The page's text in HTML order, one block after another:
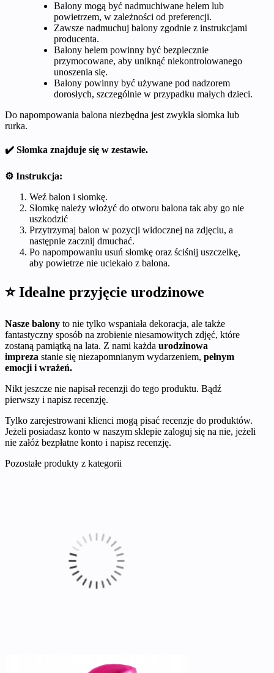
Balony mogą być nadmuchiwane helem lub
powietrzem, w zależności od preferencji.
Zawsze nadmuchuj balony zgodnie z instrukcjami
producenta.
Balony helem powinny być bezpiecznie
przymocowane, aby uniknąć niekontrolowanego
unoszenia się.
Balony powinny być używane pod nadzorem
dorosłych, szczególnie w przypadku małych dzieci.
Do napompowania balona niezbędna jest zwykła słomka lub
rurka.
✔️ Słomka znajduje się w zestawie.
⚙️ Instrukcja:
Weź balon i słomkę.
Słomkę należy włożyć do otworu balona tak aby go nie
uszkodzić
Przytrzymaj balon w pozycji widocznej na zdjęciu, a
następnie zacznij dmuchać.
Po napompowaniu usuń słomkę oraz ściśnij uszczelkę,
aby powietrze nie uciekało z balona.
⭐ Idealne przyjęcie urodzinowe
Nasze balony to nie tylko wspaniała dekoracja, ale także
fantastyczny sposób na zrobienie niesamowitych zdjęć, które
zostaną pamiątką na lata. Z nami każda urodzinowa
impreza stanie się niezapomnianym wydarzeniem, pełnym
emocji i wrażeń.
Nikt jeszcze nie napisał recenzji do tego produktu. Bądź
pierwszy i napisz recenzję.
Tylko zarejestrowani klienci mogą pisać recenzje do produktów.
Jeżeli posiadasz konto w naszym sklepie zaloguj się na nie, jeżeli
nie załóż bezpłatne konto i napisz recenzję.
Pozostałe produkty z kategorii